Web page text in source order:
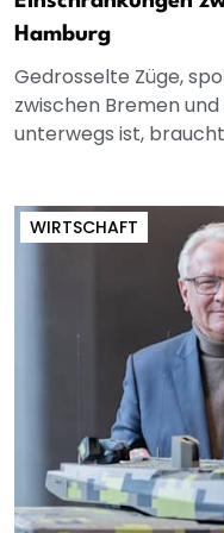
Hamburg
Gedrosselte Züge,
zwischen Bremen
unterwegs ist, braucht
WIRTSCHAFT